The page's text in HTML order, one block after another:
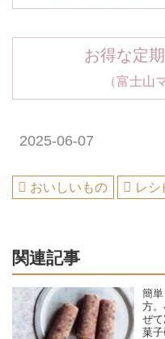
お得な定
（富士山
2025-06-07
おいしいもの レシ
関連記事
簡
方
ぜ
菓